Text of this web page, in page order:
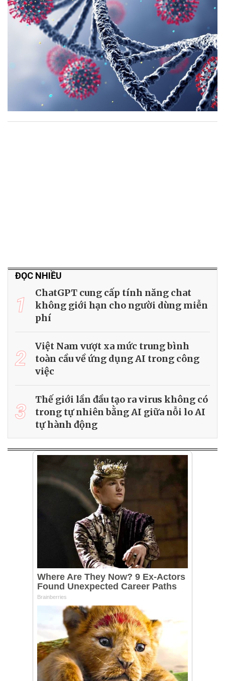
ĐỌC NHIỀU
1
ChatGPT cung cấp tính năng chat
không giới hạn cho người dùng miễn
phí
2
Việt Nam vượt xa mức trung bình
toàn cầu về ứng dụng AI trong công
việc
3
Thế giới lần đầu tạo ra virus không có
trong tự nhiên bằng AI giữa nỗi lo AI
tự hành động